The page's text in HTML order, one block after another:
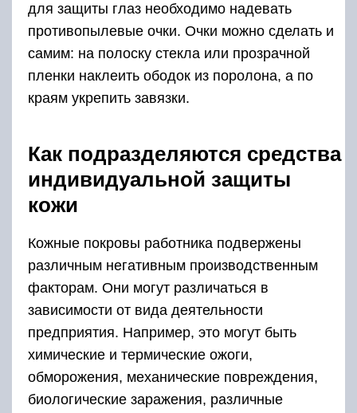
для защиты глаз необходимо надевать
противопылевые очки. Очки можно сделать и
самим: на полоску стекла или прозрачной
пленки наклеить ободок из поролона, а по
краям укрепить завязки.
Как подразделяются средства
индивидуальной защиты
кожи
Кожные покровы работника подвержены
различным негативным производственным
факторам. Они могут различаться в
зависимости от вида деятельности
предприятия. Например, это могут быть
химические и термические ожоги,
обморожения, механические повреждения,
биологические заражения, различные